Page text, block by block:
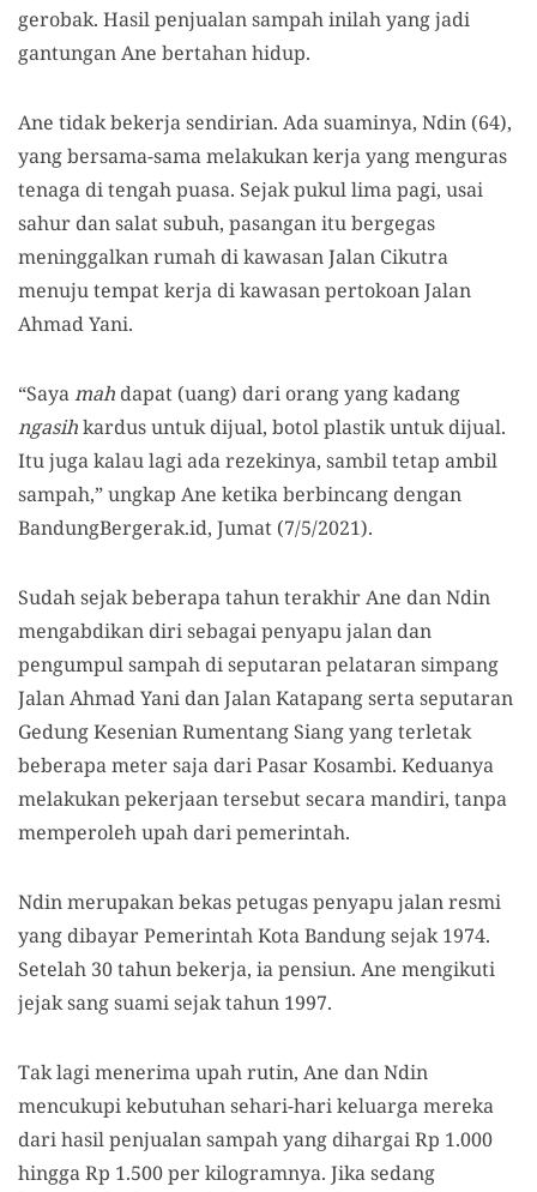
gerobak. Hasil penjualan sampah inilah yang jadi
gantungan Ane bertahan hidup.
Ane tidak bekerja sendirian. Ada suaminya, Ndin (64),
yang bersama-sama melakukan kerja yang menguras
tenaga di tengah puasa. Sejak pukul lima pagi, usai
sahur dan salat subuh, pasangan itu bergegas
meninggalkan rumah di kawasan Jalan Cikutra
menuju tempat kerja di kawasan pertokoan Jalan
Ahmad Yani.
“Sayamah dapat (uang) dari orang yang kadang
ngasihkardus untuk dijual, botol plastik untuk dijual.
Itu juga kalau lagi ada rezekinya, sambil tetap ambil
sampah,” ungkap Ane ketika berbincang dengan
BandungBergerak.id, Jumat (7/5/2021).
Sudah sejak beberapa tahun terakhir Ane dan Ndin
mengabdikan diri sebagai penyapu jalan dan
pengumpul sampah di seputaran pelataran simpang
Jalan Ahmad Yani dan Jalan Katapang serta seputaran
Gedung Kesenian Rumentang Siang yang terletak
beberapa meter saja dari Pasar Kosambi. Keduanya
melakukan pekerjaan tersebut secara mandiri, tanpa
memperoleh upah dari pemerintah.
Ndin merupakan bekas petugas penyapu jalan resmi
yang dibayar Pemerintah Kota Bandung sejak 1974.
Setelah 30 tahun bekerja, ia pensiun. Ane mengikuti
jejak sang suami sejak tahun 1997.
Tak lagi menerima upah rutin, Ane dan Ndin
mencukupi kebutuhan sehari-hari keluarga mereka
dari hasil penjualan sampah yang dihargai Rp 1.000
hingga Rp 1.500 per kilogramnya. Jika sedang